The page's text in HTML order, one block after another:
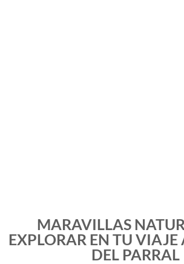
MARAVILLAS
EXPLORAR EN TU
DEL PARRAL